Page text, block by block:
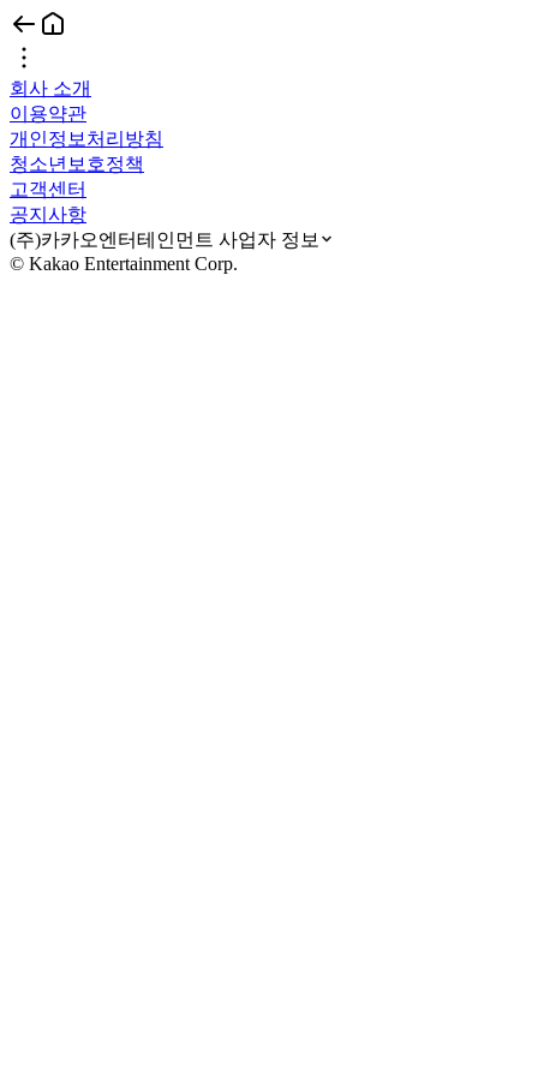
회사 소개
이용약관
개인정보처리방침
청소년보호정책
고객센터
공지사항
(주)카카오엔터테인먼트 사업자 정보
© Kakao Entertainment Corp.